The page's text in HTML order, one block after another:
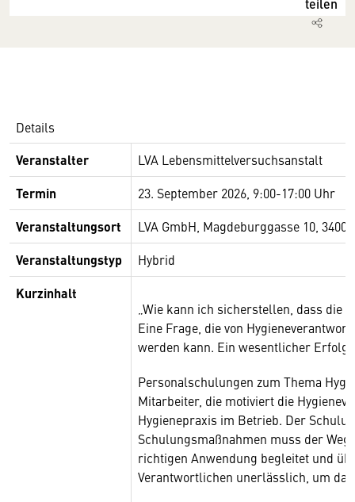
Details
Veranstalter LVA Lebensmittelversuchsanstalt
Termin 23. September 2026, 9:00-17:00 Uhr
Veranstaltungsort LVA GmbH, Magdeburggasse 10,
Veranstaltungstyp Hybrid
Kurzinhalt
„Wie kann ich sicherstellen, dass die
Eine Frage, die von
werden kann. Ein wesentlicher
Personalschulungen zum Thema
Mitarbeiter, die motiviert die
Hygienepraxis im Betrieb. Der
Schulungsmaßnahmen muss der
richtigen Anwendung begleitet und
Verantwortlichen unerlässlich, um